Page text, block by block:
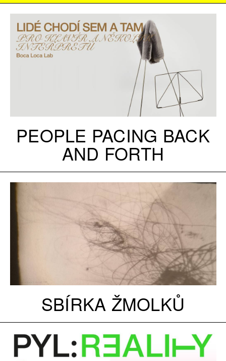
PEOPLE PACING BACK
AND FORTH
SBÍRKA ŽMOLKŮ